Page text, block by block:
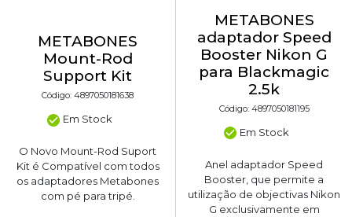
METABONES
Mount-Rod
Support Kit
Código: 4897050181638
Em Stock
O Novo Mount-Rod Suport
Kit é Compatível com todos
os adaptadores Metabones
com pé para tripé.
METABONES
adaptador Speed
Booster Nikon G
para Blackmagic
2.5k
Código: 4897050181195
Em Stock
Anel adaptador Speed
Booster, que permite a
utilização de objectivas Nikon
G exclusivamente em